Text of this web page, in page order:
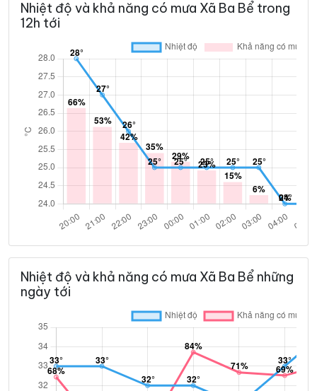
Nhiệt độ và khả năng có mưa Xã Ba Bể trong
12h tới
Nhiệt độ và khả năng có mưa Xã Ba Bể những
ngày tới